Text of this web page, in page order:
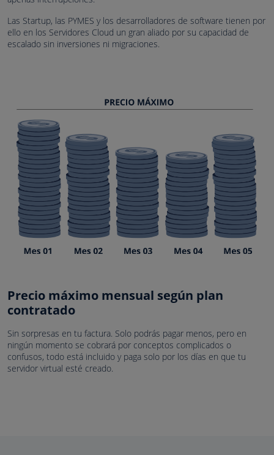
Las Startup, las PYMES y los desarrolladores de software tienen por
ello en los Servidores Cloud un gran aliado por su capacidad de
escalado sin inversiones ni migraciones.
Precio máximo mensual según plan
contratado
Sin sorpresas en tu factura. Solo podrás pagar menos, pero en
ningún momento se cobrará por conceptos complicados o
confusos, todo está incluido y paga solo por los días en que tu
servidor virtual esté creado.